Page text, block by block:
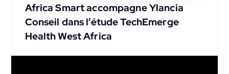
Africa Smart accompagne Ylancia
Conseil dans l’étude TechEmerge
Health West Africa